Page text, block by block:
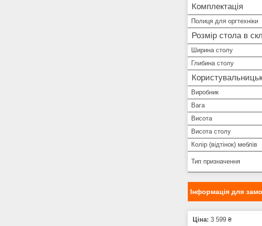
Комплектація
Полиця для оргтехніки
Розмір стола в
Ширина столу
Глибина столу
Виробник
Вага
Висота
Висота столу
Колір (відтінок) меблів
Тип призначення
Інформація для
Ціна: 3 599 ₴